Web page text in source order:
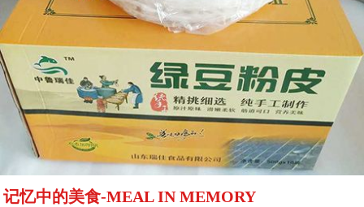
记忆中的美食-MEAL IN MEMORY